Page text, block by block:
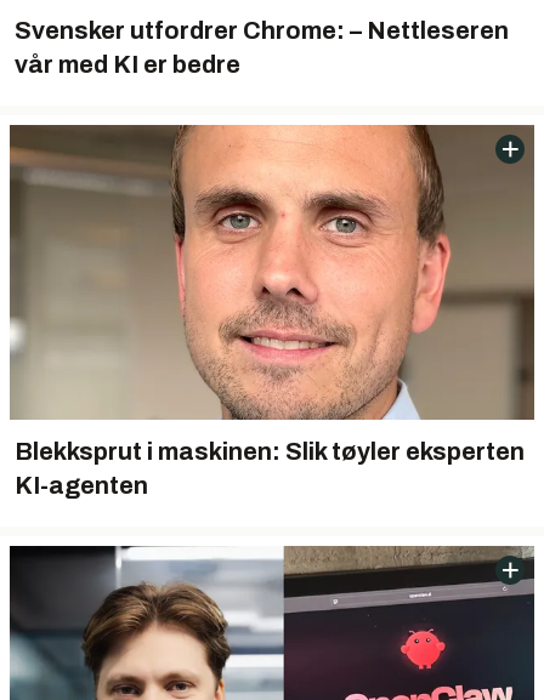
Svensker utfordrer Chrome: – Nettleseren
vår med KI er bedre
Blekksprut i maskinen: Slik tøyler eksperten
KI-agenten